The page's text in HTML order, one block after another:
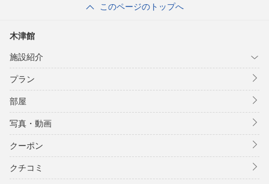
このページのトップへ
木津館
施設紹介
プラン
部屋
写真・動画
クーポン
クチコミ